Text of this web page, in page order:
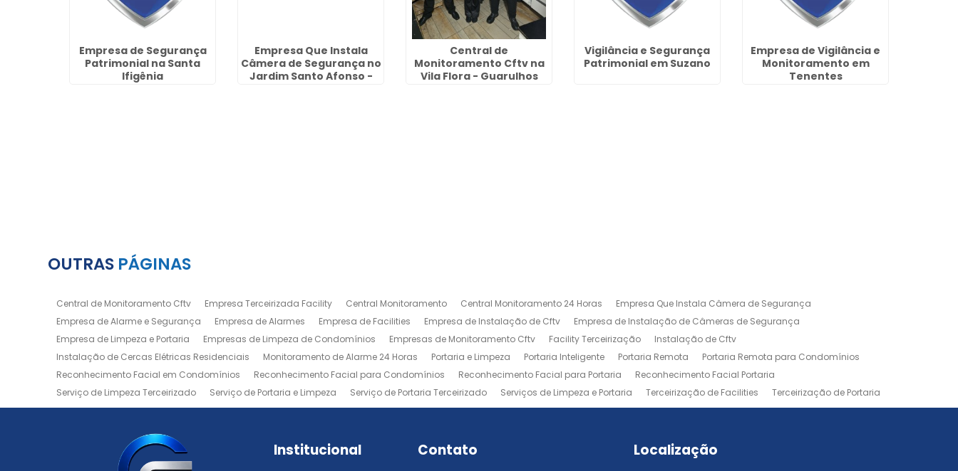
Empresa de Segurança
Patrimonial na Santa
Ifigênia
Empresa Que Instala
Câmera de Segurança no
Jardim Santo Afonso -
Central de
Monitoramento Cftv na
Vila Flora - Guarulhos
Vigilância e Segurança
Patrimonial em Suzano
Empresa de Vigilância e
Monitoramento em
Tenentes
OUTRAS PÁGINAS
Central de Monitoramento Cftv Empresa Terceirizada Facility Central Monitoramento Central Monitoramento 24 Horas
Empresa Que Instala Câmera de Segurança
Empresa de Alarme e Segurança
Empresa de Alarmes Empresa de Facilities Empresa de Instalação de Cftv
Empresa de Instalação de Câmeras de Segurança
Empresa de Limpeza e Portaria
Empresas de Limpeza de Condomínios Empresas de Monitoramento Cftv Facility Terceirização
Instalação de Cftv
Instalação de Cercas Elétricas Residenciais
Monitoramento de Alarme 24 Horas Portaria e Limpeza Portaria Inteligente Portaria Remota
Portaria Remota para Condomínios
Reconhecimento Facial em Condomínios
Reconhecimento Facial para Condomínios Reconhecimento Facial para Portaria
Reconhecimento Facial Portaria
Serviço de Limpeza Terceirizado
Serviço de Portaria e Limpeza Serviço de Portaria Terceirizado Serviços de Limpeza e Portaria Terceirização de Facilities
Terceirização de Portaria
Zeladoria de Condomínios
Institucional Contato Localização